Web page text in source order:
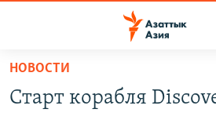
Вернуться
основному
ЦЕНТРАЛЬНАЯ АЗИЯ
КАЗАХСТАН
НОВОСТИ
НОВОСТИ
Старт корабля